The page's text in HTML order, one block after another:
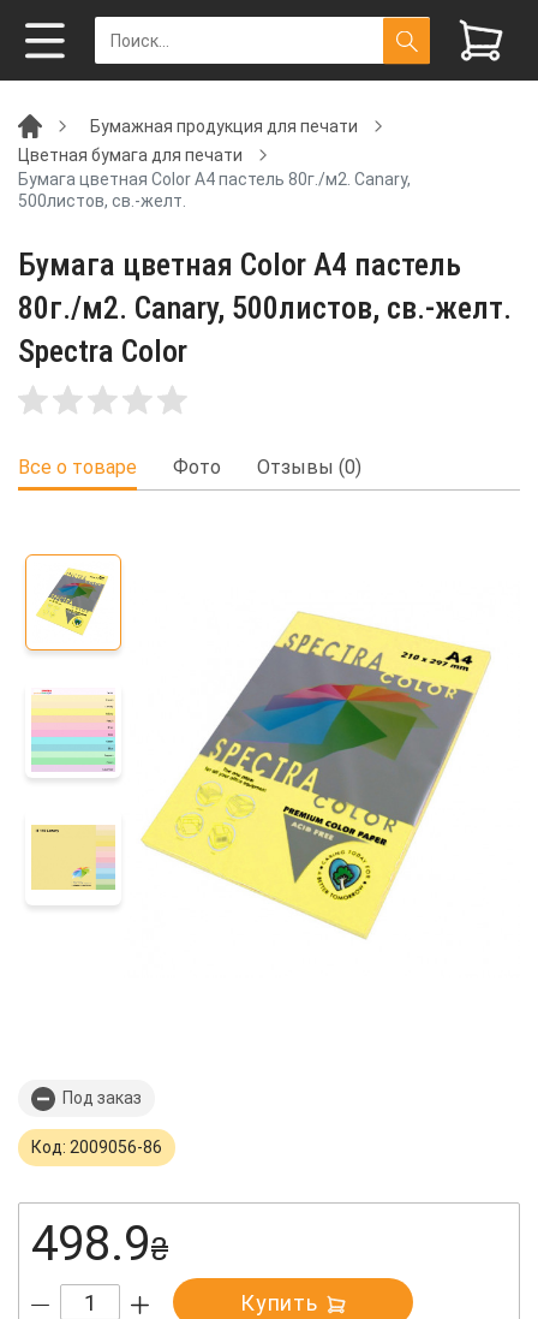
Бумажная продукция для печати
Цветная бумага для печати
Бумага цветная Color A4 пастель 80г./м2. Canary,
500листов, св.-желт.
Бумага цветная Color A4 пастель
80г./м2. Canary, 500листов, св.-желт.
Spectra Color
Все о товаре Фото Отзывы (0)
Под заказ
Код: 2009056-86
498.9₴
Купить